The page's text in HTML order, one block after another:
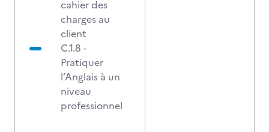
cahier des
charges au
client
C.1.8 -
Pratiquer
l’Anglais à un
niveau
professionnel